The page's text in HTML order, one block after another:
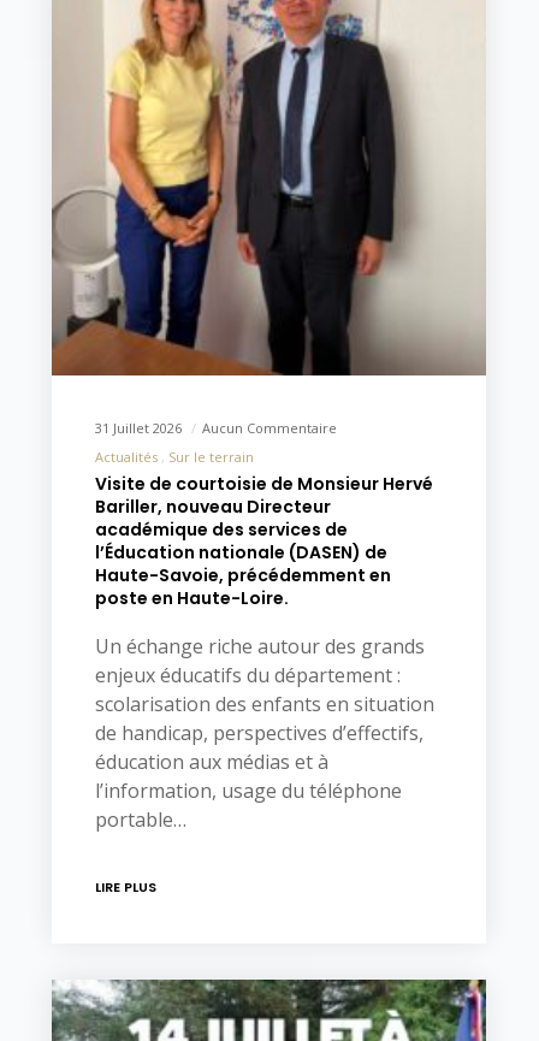
31 Juillet 2026
Aucun Commentaire
Actualités
Sur le terrain
Visite de courtoisie de Monsieur Hervé
Bariller, nouveau Directeur
académique des services de
l’Éducation nationale (DASEN) de
Haute-Savoie, précédemment en
poste en Haute-Loire.
Un échange riche autour des grands
enjeux éducatifs du département :
scolarisation des enfants en situation
de handicap, perspectives d’effectifs,
éducation aux médias et à
l’information, usage du téléphone
portable…
LIRE PLUS